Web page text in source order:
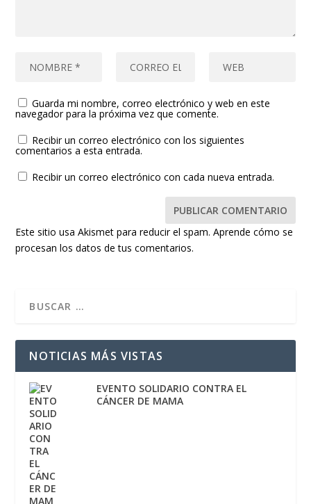
Guarda mi nombre, correo electrónico y web en este
navegador para la próxima vez que comente.
Recibir un correo electrónico con los siguientes
comentarios a esta entrada.
Recibir un correo electrónico con cada nueva entrada.
Este sitio usa Akismet para reducir el spam.Aprende cómo se
procesan los datos de tus comentarios.
NOTICIAS MÁS VISTAS
EVENTO SOLIDARIO CONTRA EL
CÁNCER DE MAMA